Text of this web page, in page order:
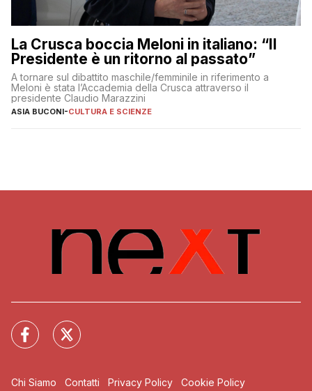
La Crusca boccia Meloni in italiano: “Il
Presidente è un ritorno al passato”
A tornare sul dibattito maschile/femminile in riferimento a
Meloni è stata l’Accademia della Crusca attraverso il
presidente Claudio Marazzini
ASIA BUCONI-CULTURA E SCIENZE
Chi Siamo Contatti Privacy Policy Cookie Policy